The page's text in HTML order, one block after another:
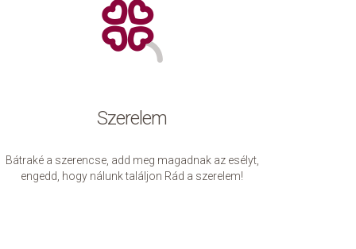
Szerelem
Bátraké a szerencse, add meg magadnak az esélyt,
engedd, hogy nálunk találjon Rád a szerelem!